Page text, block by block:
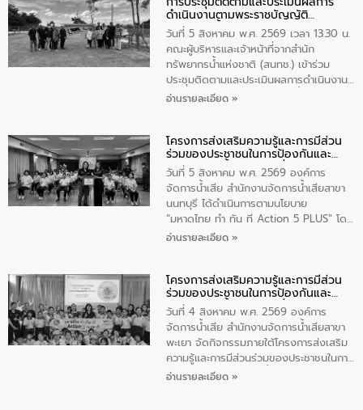
ดำเนินงานตามพระราชบัญญัติ
ทรัพยากรน้ำ พ.ศ. 2561 ประจำ
ปีงบประมาณ พ.ศ. 2569
วันที่ 5 สิงหาคม พ.ศ. 2569 เวลา 13.30 น.
คณะผู้บริหารและเจ้าหน้าที่จากสำนัก
ทรัพยากรน้ำแห่งชาติ (สนทช.) เข้าร่วม
ประชุมติดตามและประเมินผลการดำเนินงาน
ตามพระราชบัญญัติทรัพยากรน้ำ พ.ศ. 2561
วัดสิงห์ จังหวัดชัยนาท โดยมีนายแสงชัย
สุขชื่น นายกเทศมนตรีตำบลวัดสิงห์ คณะผู้
บริหารเทศบาลตำบลวัดสิงห์ ผู้นำชุมชน และ
ประชาชนในพื้นที่เทศบาลตำบลวัดสิงก์ที่มี
ส่วนได้ส่วนเสียในโครงก่อสร้างศูนย์บริหาร
จัดการคุณภาพน้ำเทศบาลตำบลวัดสิงห์
จังหวัดชัยนาท ให้การต้อนรับ
อ่านรายละเอียด »
โครงการส่งเสริมความรู้และการมีส่วน
ร่วมของประชาชนในการป้องกันและ
แก้ไขปัญหาน้ำเสียอย่างยั่งยืน
วันที่ 5 สิงหาคม พ.ศ. 2569 องค์การ
จัดการน้ำเสีย สำนักงานจัดการน้ำเสียสาขา
นนทบุรี ได้ดำเนินการตามนโยบาย
“มหาดไทย ทำ ทัน ที Action 5 PLUS” โดย
จัดโครงการส่งเสริมความรู้และการมีส่วน
“ชุมชนร่วมใจ น้ำใสยั่งยืน” ได้บรรยายให้
ความรู้เกี่ยวกับการจัดการน้ำเสียและการใช้
ถังดักไขมันให้แก่นักเรียนโรงเรียนวัดบ่อ
(นันทวิทยา) เทศบาลนครปากเกร็ด อำเภอ
ปากเกร็ด จังหวัดนนทบุรี จำนวน 30 คน
อ่านรายละเอียด »
โครงการส่งเสริมความรู้และการมีส่วน
ร่วมของประชาชนในการป้องกันและ
แก้ไขปัญหาน้ำเสียอย่างยั่งยืน
วันที่ 4 สิงหาคม พ.ศ. 2569 องค์การ
จัดการน้ำเสีย สำนักงานจัดการน้ำเสียสาขา
พะเยา จัดกิจกรรมภายใต้โครงการส่งเสริม
ความรู้และการมีส่วนร่วมของประชาชนในการ
ป้องกันและแก้ไขปัญหาน้ำเสียอย่างยั่งยืน
อ่านรายละเอียด »